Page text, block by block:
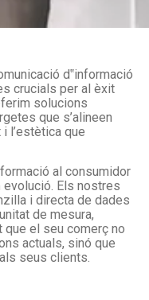
d‟informació
crucials per al èxit
solucions
que s’alineen
l’estètica que
al consumidor
Els nostres
i directa de dades
de mesura,
que el seu comerç no
actuals, sinó que
seus clients.